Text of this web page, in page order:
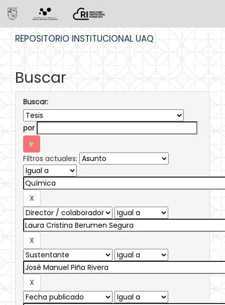
REPOSITORIO INSTITUCIONAL UAQ
Buscar
Buscar:
por
Filtros actuales: